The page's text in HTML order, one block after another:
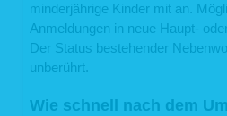
minderjährige Kinder mit an.
Anmeldungen in neue Haupt-
Der Status bestehender
unberührt.
Wie schnell nach dem